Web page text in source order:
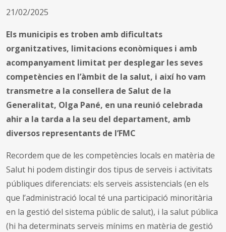
21/02/2025
Els municipis es troben amb dificultats
organitzatives, limitacions econòmiques i amb
acompanyament limitat per desplegar les seves
competències en l’àmbit de la salut, i així ho vam
transmetre a la consellera de Salut de la
Generalitat, Olga Pané, en una reunió celebrada
ahir a la tarda a la seu del departament, amb
diversos representants de l’FMC
Recordem que de les competències locals en matèria de
Salut hi podem distingir dos tipus de serveis i activitats
públiques diferenciats: els serveis assistencials (en els
que l’administració local té una participació minoritària
en la gestió del sistema públic de salut), i la salut pública
(hi ha determinats serveis mínims en matèria de gestió